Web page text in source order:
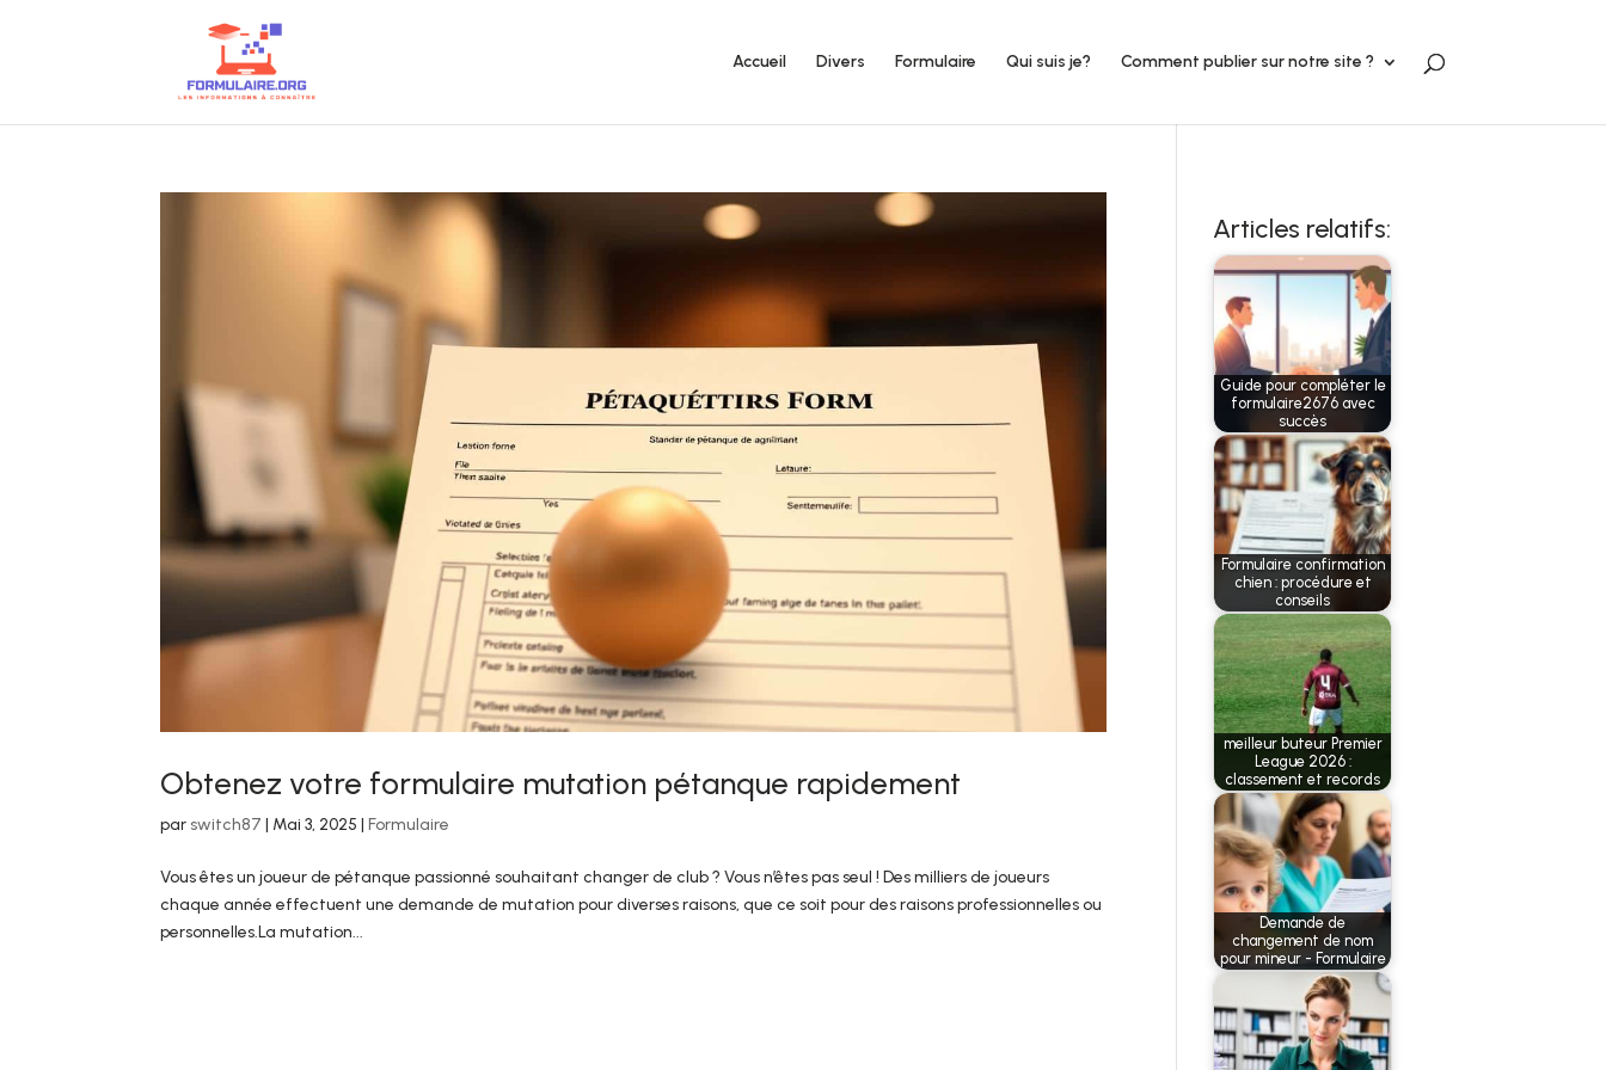
Accueil Divers Formulaire Qui suis je? Comment publier sur notre site ?
Obtenez votre formulaire mutation pétanque rapidement
par switch87 | Mai 3, 2025 |Formulaire
Vous êtes un joueur de pétanque passionné souhaitant changer de club ? Vous n’êtes pas seul ! Des milliers de joueurs
chaque année effectuent une demande de mutation pour diverses raisons, que ce soit pour des raisons professionnelles ou
personnelles.La mutation...
Articles relatifs:
Guide pour compléter le
formulaire2676 avec
succès
Formulaire confirmation
chien : procédure et
conseils
meilleur buteur Premier
League 2026 :
classement et records
Demande de
changement de nom
pour mineur - Formulaire